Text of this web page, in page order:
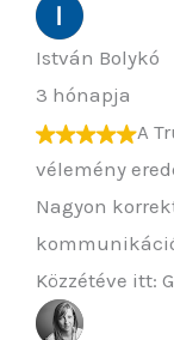
István Bolykó
3 hónapja
A
vélemény
Nagyon
Közzétéve itt: